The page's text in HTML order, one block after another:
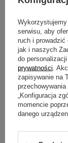
cięższe buty
sneakersy
obuwia,
chyba że
mocnym
zestawów
średnio
Dodatki -
Przy bluzie
Wykorzystujemy
serwisu, aby
ruch i prowadzić
jak i naszych
do
prywatności .
zapisywanie na
„Konfiguracja
momencie
danego